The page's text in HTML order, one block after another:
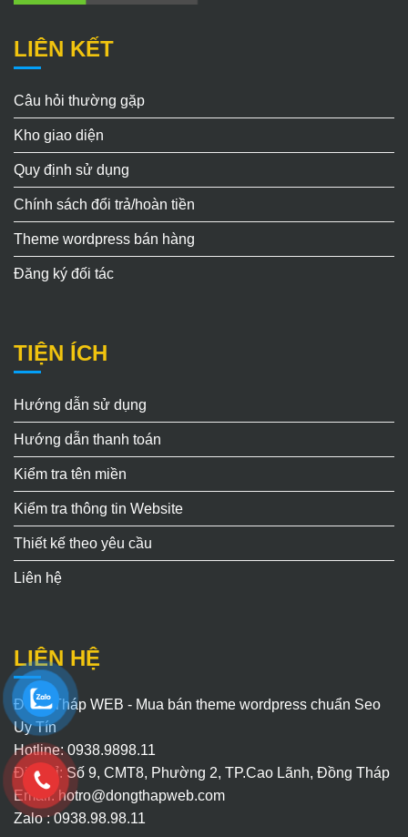
LIÊN KẾT
Câu hỏi thường gặp
Kho giao diện
Quy định sử dụng
Chính sách đổi trả/hoàn tiền
Theme wordpress bán hàng
Đăng ký đối tác
TIỆN ÍCH
Hướng dẫn sử dụng
Hướng dẫn thanh toán
Kiểm tra tên miền
Kiểm tra thông tin Website
Thiết kế theo yêu cầu
Liên hệ
LIÊN HỆ
Đồng Tháp WEB - Mua bán theme wordpress chuẩn Seo
Uy Tín
Hotline: 0938.9898.11
Địa chỉ: Số 9, CMT8, Phường 2, TP.Cao Lãnh, Đồng Tháp
Email: hotro@dongthapweb.com
Zalo : 0938.98.98.11